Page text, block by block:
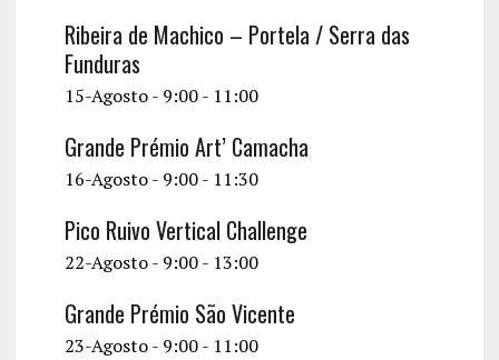
Ribeira de Machico – Portela / Serra das
Funduras
15-Agosto - 9:00- 11:00
Grande Prémio Art’ Camacha
16-Agosto - 9:00- 11:30
Pico Ruivo Vertical Challenge
22-Agosto - 9:00- 13:00
Grande Prémio São Vicente
23-Agosto - 9:00- 11:00